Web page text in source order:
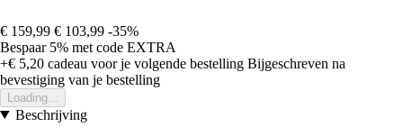
€ 159,99 € 103,99 -35%
Bespaar 5% met code EXTRA
+€ 5,20 cadeau voor je volgende bestelling Bijgeschreven na
bevestiging van je bestelling
Loading...
Beschrijving